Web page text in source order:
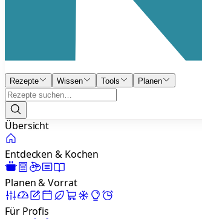
Rezepte Wissen Tools Planen
Übersicht
Entdecken & Kochen
Planen & Vorrat
Für Profis